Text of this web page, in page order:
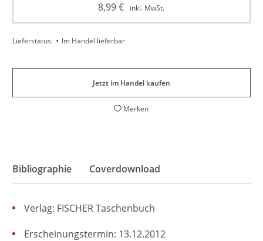
8,99€ inkl. MwSt.
Lieferstatus: • Im Handel lieferbar
Jetzt im Handel kaufen
Merken
Bibliographie Coverdownload
Verlag: FISCHER Taschenbuch
Erscheinungstermin: 13.12.2012